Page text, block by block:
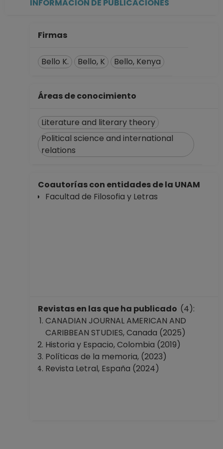
CARRERA
de Asuntos del
Personal
Desde 16-04-2016
INFORMACIÓN DE PUBLICACIONES
Firmas
Bello K. Bello, K Bello, Kenya
Áreas de conocimiento
Literature and literary theory
Political science and international
relations
Coautorías con entidades de la UNAM
Facultad de Filosofia y Letras
Revistas en las que ha publicado (4):
CANADIAN JOURNAL AMERICAN AND
CARIBBEAN STUDIES, Canada (2025)
Historia y Espacio, Colombia (2019)
Políticas de la memoria, (2023)
Revista Letral, España (2024)